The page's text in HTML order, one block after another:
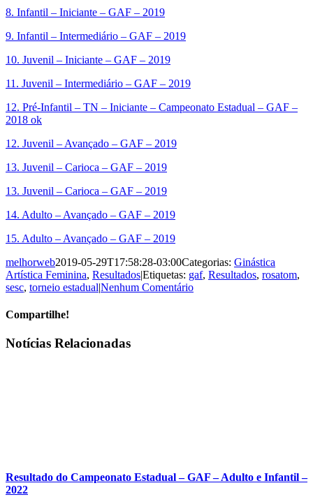
8. Infantil – Iniciante – GAF – 2019
9. Infantil – Intermediário – GAF – 2019
10. Juvenil – Iniciante – GAF – 2019
11. Juvenil – Intermediário – GAF – 2019
12. Pré-Infantil – TN – Iniciante – Campeonato Estadual – GAF –
2018 ok
12. Juvenil – Avançado – GAF – 2019
13. Juvenil – Carioca – GAF – 2019
13. Juvenil – Carioca – GAF – 2019
14. Adulto – Avançado – GAF – 2019
15. Adulto – Avançado – GAF – 2019
melhorweb2019-05-29T17:58:28-03:00Categorias: Ginástica
Artística Feminina, Resultados|Etiquetas: gaf, Resultados, rosatom,
sesc, torneio estadual|Nenhum Comentário
Compartilhe!
Facebook
X
WhatsApp
E-
Notícias Relacionadas
Resultado do Campeonato Estadual – GAF – Adulto e Infantil –
2022